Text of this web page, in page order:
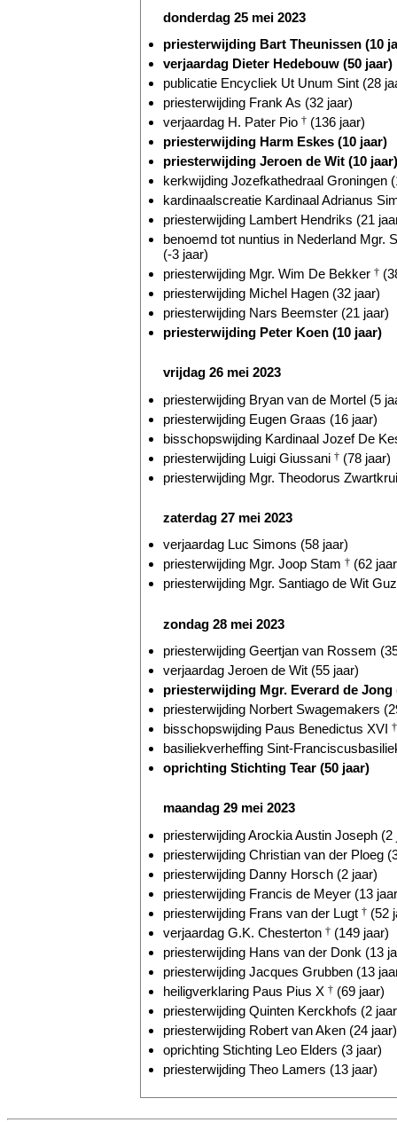
donderdag 25 mei 2023
priesterwijding Bart Theunissen (10
verjaardag Dieter Hedebouw (50 jaar)
publicatie Encycliek Ut Unum Sint (28
priesterwijding Frank As (32 jaar)
verjaardag H. Pater Pio † (136 jaar)
priesterwijding Harm Eskes (10 jaar)
priesterwijding Jeroen de Wit (10 jaar)
kerkwijding Jozefkathedraal Groningen
kardinaalscreatie Kardinaal Adrianus
priesterwijding Lambert Hendriks (21
benoemd tot nuntius in Nederland Mgr.
(-3 jaar)
priesterwijding Mgr. Wim De Bekker †
priesterwijding Michel Hagen (32 jaar)
priesterwijding Nars Beemster (21 jaar)
priesterwijding Peter Koen (10 jaar)
vrijdag 26 mei 2023
priesterwijding Bryan van de Mortel (5
priesterwijding Eugen Graas (16 jaar)
bisschopswijding Kardinaal Jozef De
priesterwijding Luigi Giussani † (78 jaar)
priesterwijding Mgr. Theodorus
zaterdag 27 mei 2023
verjaardag Luc Simons (58 jaar)
priesterwijding Mgr. Joop Stam † (62
priesterwijding Mgr. Santiago de Wit
zondag 28 mei 2023
priesterwijding Geertjan van Rossem
verjaardag Jeroen de Wit (55 jaar)
priesterwijding Mgr. Everard de Jong
priesterwijding Norbert Swagemakers
bisschopswijding Paus Benedictus XVI †
basiliekverheffing Sint-
oprichting Stichting Tear (50 jaar)
maandag 29 mei 2023
priesterwijding Arockia Austin Joseph (2
priesterwijding Christian van der Ploeg
priesterwijding Danny Horsch (2 jaar)
priesterwijding Francis de Meyer (13
priesterwijding Frans van der Lugt † (52
verjaardag G.K. Chesterton † (149 jaar)
priesterwijding Hans van der Donk (13
priesterwijding Jacques Grubben (13
heiligverklaring Paus Pius X † (69 jaar)
priesterwijding Quinten Kerckhofs (2
priesterwijding Robert van Aken (24 jaar)
oprichting Stichting Leo Elders (3 jaar)
priesterwijding Theo Lamers (13 jaar)